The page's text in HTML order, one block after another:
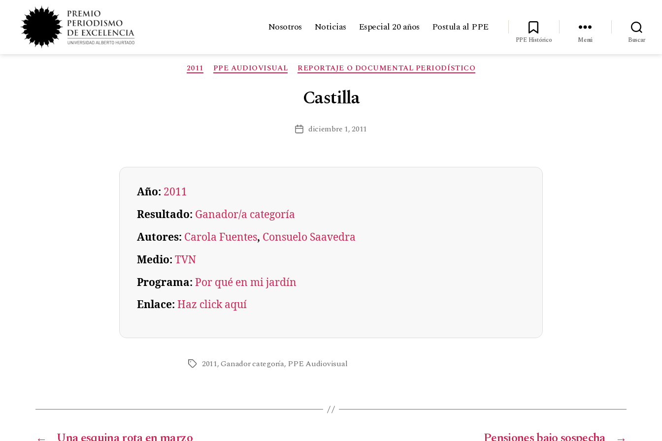
Nosotros Noticias Especial 20 años Postula al PPE
PPE Histórico Menú Buscar
2011 PPE AUDIOVISUAL REPORTAJE O DOCUMENTAL PERIODÍSTICO
Castilla
diciembre 1, 2011
Año: 2011
Resultado: Ganador/a categoría
Autores: Carola Fuentes, Consuelo Saavedra
Medio: TVN
Programa: Por qué en mi jardín
Enlace: Haz click aquí
2011,Ganador categoría, PPE Audiovisual